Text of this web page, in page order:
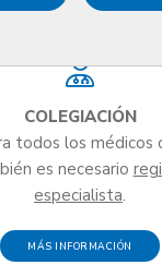
COLEGIACIÓN
todos los médicos
es necesario
especialista.
MÁS INFORMACIÓN